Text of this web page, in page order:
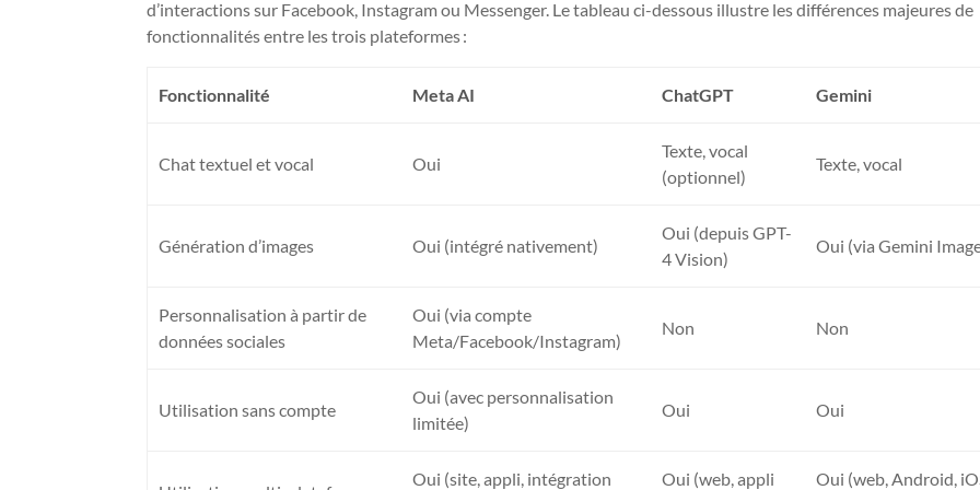
d’interactions sur Facebook, Instagram ou Messenger. Le tableau ci-dessous illustre les différences majeures de
fonctionnalités entre les trois plateformes :
Fonctionnalité Meta AI ChatGPT Gemini
Chat textuel et vocal Oui
Texte, vocal
(optionnel)
Texte, vocal
Génération d’images Oui (intégré nativement)
Oui (depuis GPT-
4 Vision)
Oui (via Gemini
Personnalisation à partir de
données sociales
Oui (via compte
Meta/Facebook/Instagram)
Non Non
Utilisation sans compte
Oui (avec personnalisation
limitée)
Oui Oui
Oui (site, appli, intégration Oui (web, appli Oui (web, Android,